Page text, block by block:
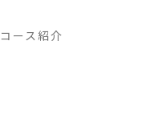
コース紹介